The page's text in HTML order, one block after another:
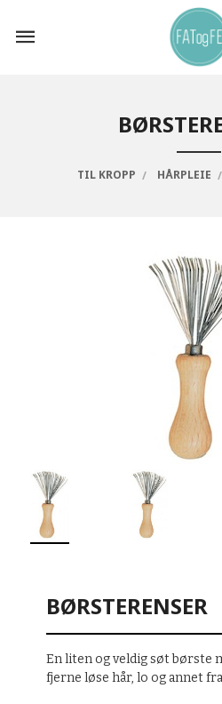
innholdet
TIL KROPP HÅRPLEIE
BØRSTERENSER
En liten og veldig søt børste
fjerne løse hår, lo og annet